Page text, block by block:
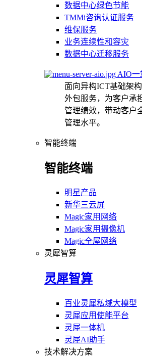
数据中心绿色节能
TMMi咨询认证服务
维保服务
业务连续性和容灾
数据中心迁移服务
AIO一
面向异构ICT基础架
外包服务，为客户承
管理绩效，带动客户
管理水平。
智能终端
智能终端
明星产品
新华三云屏
Magic家用网络
Magic家用摄像机
Magic全屋网络
灵犀智算
灵犀智算
百业灵犀私域大模型
灵犀应用使能平台
灵犀一体机
灵犀AI助手
技术解决方案